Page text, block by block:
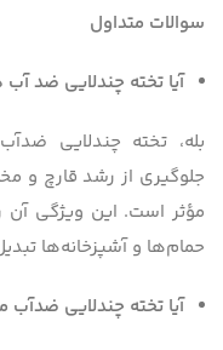
سوالات متداول
آیا تخته چندلایی ضد
بله، تخته چندلایی
جلوگیری از رشد قارچ و
مؤثر است. این ویژگی آن
حمام‌ها و آشپزخانه‌ها
آیا تخته چندلایی